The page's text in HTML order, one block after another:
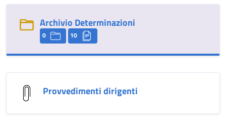
Archivio Determinazioni
0 10
Provvedimenti dirigenti